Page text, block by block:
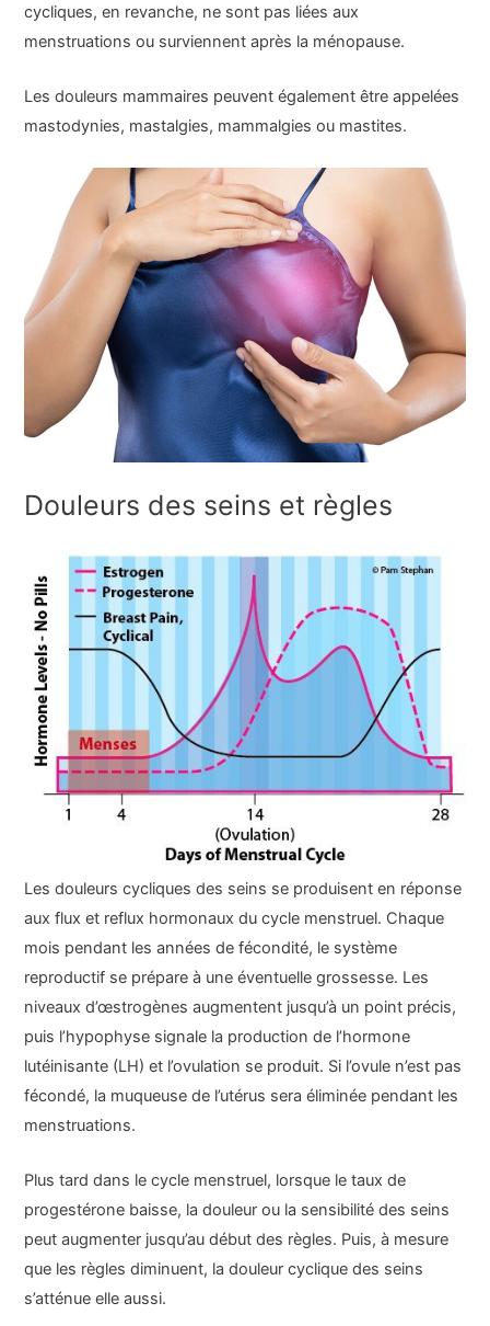
cycliques, en revanche, ne sont pas liées aux
menstruations ou surviennent après la ménopause.
Les douleurs mammaires peuvent également être appelées
mastodynies, mastalgies, mammalgies ou mastites.
Douleurs des seins et règles
Les douleurs cycliques des seins se produisent en réponse
aux flux et reflux hormonaux du cycle menstruel. Chaque
mois pendant les années de fécondité, le système
reproductif se prépare à une éventuelle grossesse. Les
niveaux d’œstrogènes augmentent jusqu’à un point précis,
puis l’hypophyse signale la production de l’hormone
lutéinisante (LH) et l’ovulation se produit. Si l’ovule n’est pas
fécondé, la muqueuse de l’utérus sera éliminée pendant les
menstruations.
Plus tard dans le cycle menstruel, lorsque le taux de
progestérone baisse, la douleur ou la sensibilité des seins
peut augmenter jusqu’au début des règles. Puis, à mesure
que les règles diminuent, la douleur cyclique des seins
s’atténue elle aussi.